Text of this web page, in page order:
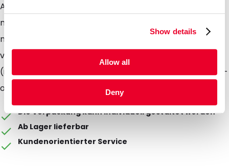
Show details
Allow all
Deny
Außenkarton zur Verwendung mit dem grünen 500-
ml-Behälter und Richtungspfeilen. Kann in Verbindung
mit dem 500-ml-Behälter und Röhrchenhaltern
verwendet werden, um Proben der Klasse 6.2
(infektiöse Stoffe) und der Klasse 6.1 auf dem Straßen-
oder Luftweg zu versenden.
Die Verpackung kann individuell gestaltet werden
Ab Lager lieferbar
Kundenorientierter Service